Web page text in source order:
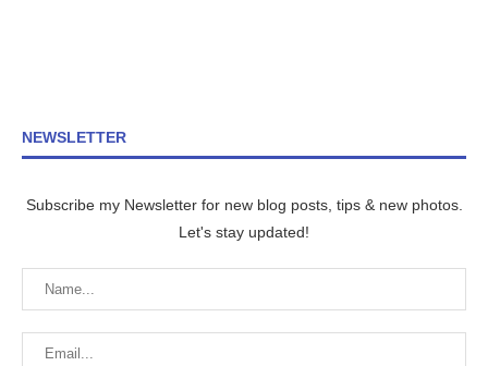
NEWSLETTER
Subscribe my Newsletter for new blog posts, tips & new photos.
Let's stay updated!